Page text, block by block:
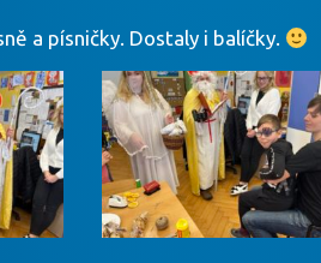
a písničky. Dostaly i balíčky.